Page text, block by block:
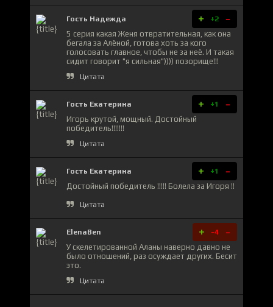
Гость Надежда + +2 -
5 серия какая Женя отвратительная, как она
бегала за Алёной, готова хоть за кого
голосовать главное, чтобы не за неё. И такая
сидит говорит "я сильная")))) позорище!!!
Цитата
Гость Екатерина + +1 -
Игорь крутой, мощный. Достойный
победитель!!!!!!!
Цитата
Гость Екатерина + +1 -
Достойный победитель !!!!! Болела за Игоря !!
Цитата
ElenaBen + -4 -
У скелетированной Аланы наверно давно не
было отношений, раз осуждает других. Бесит
это.
Цитата